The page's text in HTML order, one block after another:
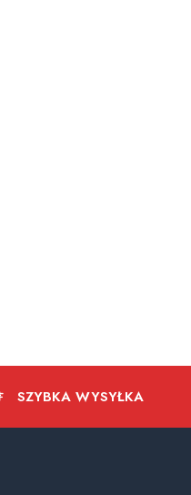
SZYBKA WYSYŁKA